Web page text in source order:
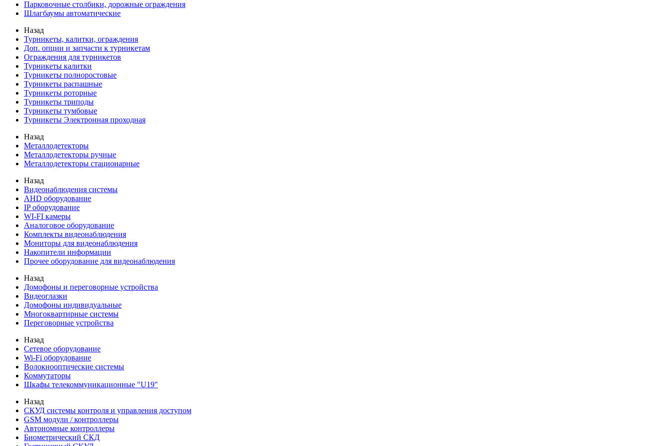
Парковочные столбики, дорожные ограждения
Шлагбаумы автоматические
Назад
Турникеты, калитки, ограждения
Доп. опции и запчасти к турникетам
Ограждения для турникетов
Турникеты калитки
Турникеты полноростовые
Турникеты распашные
Турникеты роторные
Турникеты триподы
Турникеты тумбовые
Турникеты Электронная проходная
Назад
Металлодетекторы
Металлодетекторы ручные
Металлодетекторы стационарные
Назад
Видеонаблюдения cистемы
AHD оборудование
IP оборудование
WI-FI камеры
Аналоговое оборудование
Комплекты видеонаблюдения
Мониторы для видеонаблюдения
Накопители информации
Прочее оборудование для видеонаблюдения
Назад
Домофоны и переговорные устройства
Видеоглазки
Домофоны индивидуальные
Многоквартирные системы
Переговорные устройства
Назад
Сетевое оборудование
Wi-Fi оборудование
Волокнооптические системы
Коммутаторы
Шкафы телекоммуникационные "U19"
Назад
СКУД системы контроля и управления доступом
GSM модули / контроллеры
Автономные контроллеры
Биометрический СКД